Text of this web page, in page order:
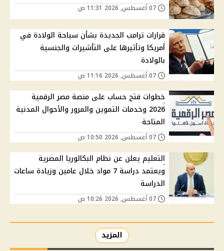
قرارات ترامب الجديدة بشأن سياحة الولادة في
أمريكا وتأثيرها على التأشيرات والجنسية
بالولادة
خطوات فتح حساب على منصة مصر الرقمية
2026 وخدمات التموين والمرور والأحوال المدنية
المتاحة
التعليم يعلن عن نظام البكالوريا المصرية
ويعتمد دراسة 7 مواد خلال عامين وزيادة ساعات
الدراسة
المزيد